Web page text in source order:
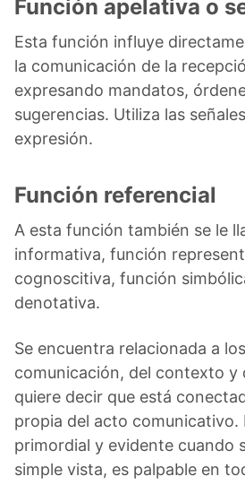
Función apelativa o
Esta función influye
la comunicación de la
expresando mandatos,
sugerencias. Utiliza las
expresión.
Función referencial
A esta función también se le
informativa, función
cognoscitiva, función
denotativa.
Se encuentra relacionada a
comunicación, del contexto y
quiere decir que está
propia del acto comunicativo.
primordial y evidente cuando
simple vista, es palpable en